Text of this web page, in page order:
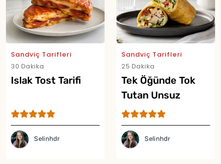
Sandviç Tarifleri
30 Dakika
Islak Tost Tarifi
Selinhdr
Sandviç Tarifleri
25 Dakika
Tek Öğünde Tok
Tutan Unsuz
Lavaşsız Proteinli
Dürüm Tarifi
Selinhdr